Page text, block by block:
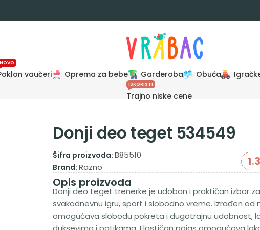
vaučeri
NOVO
Oprema za bebe Garderoba Obuća
Trajno niske cene
ISKORISTI
Donji deo teget 534549
Šifra proizvoda: B85510
Brand: Razno
Opis proizvoda
Donji deo teget trenerke je udoban i praktičan izbor
svakodnevnu igru, sport i slobodno vreme. Izrađen
omogućava slobodu pokreta i dugotrajnu udobnost,